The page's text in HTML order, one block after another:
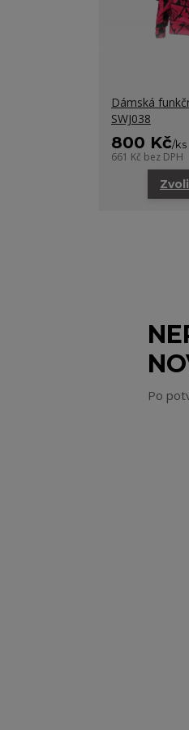
Dámská
SWJ038
800 Kč/ks
661 Kč bez DPH
Po